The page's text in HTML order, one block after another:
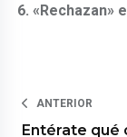
6. «Rechazan»
ANTERIOR
Entérate qué